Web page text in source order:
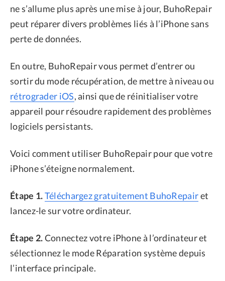
ne s’allume plus après une mise à jour, BuhoRepair
peut réparer divers problèmes liés à l’iPhone sans
perte de données.
En outre, BuhoRepair vous permet d’entrer ou
sortir du mode récupération, de mettre à niveau ou
rétrograder iOS, ainsi que de réinitialiser votre
appareil pour résoudre rapidement des problèmes
logiciels persistants.
Voici comment utiliser BuhoRepair pour que votre
iPhone s’éteigne normalement.
Étape 1.Téléchargez gratuitement BuhoRepairet
lancez-le sur votre ordinateur.
Étape 2.Connectez votre iPhone à l’ordinateur et
sélectionnez le mode Réparation système depuis
l’interface principale.